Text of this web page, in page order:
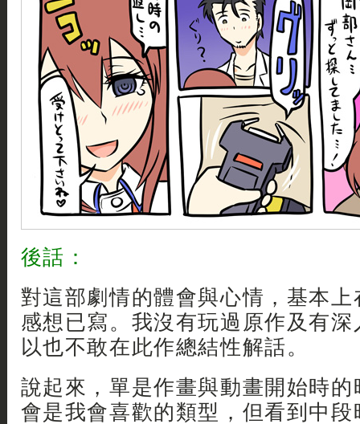
後話：
對這部劇情的體會與心情，基本
感想已寫。我沒有玩過原作及有
以也不敢在此作總結性解話。
說起來，單是作畫與動畫開始時
會是我會喜歡的類型，但看到中